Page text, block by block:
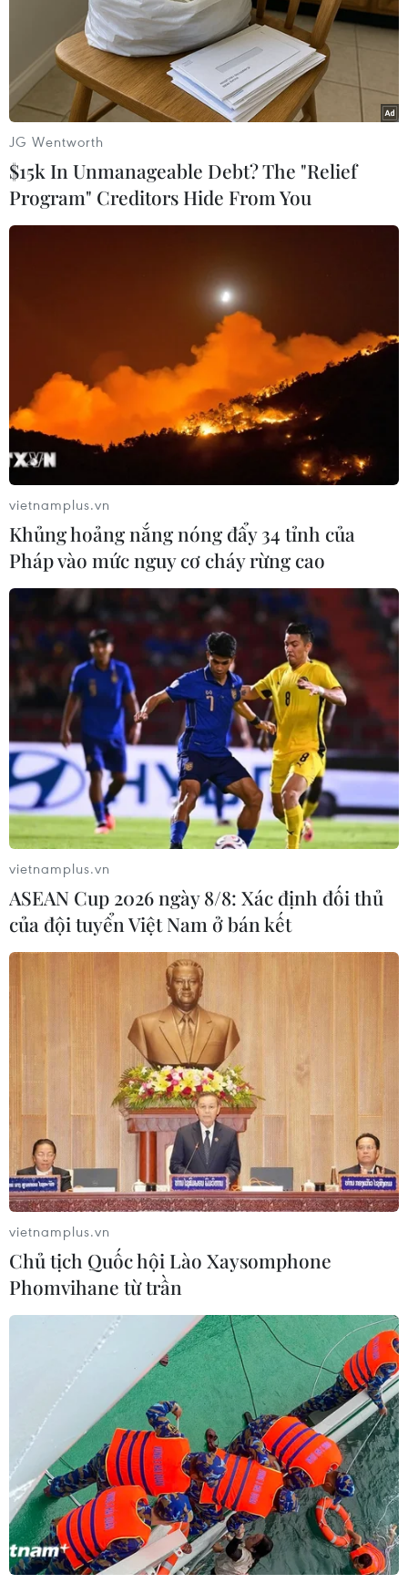
Thanh khoản đạt hơn 8.783 tỷ đồng nhưng
Phiên ngày 16/4, thị trường chào tuần mới trong không
khí ảm đạm, áp lực bán chiếm ưu thế, tổng giá trị giao
dịch toàn thị trường 8.783 tỷ đồng.
Nhà đầu tư chứng khoán hy vọng khủng
hoảng Trung Đông không leo thang
16/04/2018 12:16
Nhiều sàn chứng khoán châu Á giảm điểm trong phiên
giao dịch chiều 16/4, sau khi liên quân ba nước Mỹ-
Anh-Pháp tấn công bằng tên lửa nhằm vào Syria cuối
tuần qua.
Nhóm cổ phiếu tài chính tăng giá, chỉ số
VN-Index lấy lại sắc xanh
17/04/2018 09:06
Phiên ngày 17/4, thị trường có một phiên giao dịch
giằng co mạnh mẽ. Tuy nhiên về cuối ngày, lực cầu gia
tăng trên diện rộng và giúp các chỉ số chính lấy lại sắc
JG Wentworth
$15k In Unmanageable Debt? The "Relief
Program" Creditors Hide From You
vietnamplus.vn
Khủng hoảng nắng nóng đẩy 34 tỉnh của
Pháp vào mức nguy cơ cháy rừng cao
vietnamplus.vn
ASEAN Cup 2026 ngày 8/8: Xác định đối thủ
của đội tuyển Việt Nam ở bán kết
vietnamplus.vn
Chủ tịch Quốc hội Lào Xaysomphone
Phomvihane từ trần